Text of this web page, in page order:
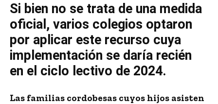
Si bien no se trata de una medida
oficial, varios colegios optaron
por aplicar este recurso cuya
implementación se daría recién
en el ciclo lectivo de 2024.
Las familias cordobesas cuyos hijos asisten